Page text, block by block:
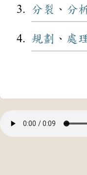
分裂 、 分
規劃 、 處